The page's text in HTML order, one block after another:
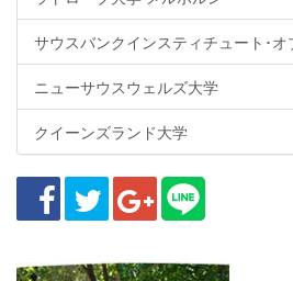
サウスバンクインスティチュート･オ
ニューサウスウェルズ大学
クイーンズランド大学